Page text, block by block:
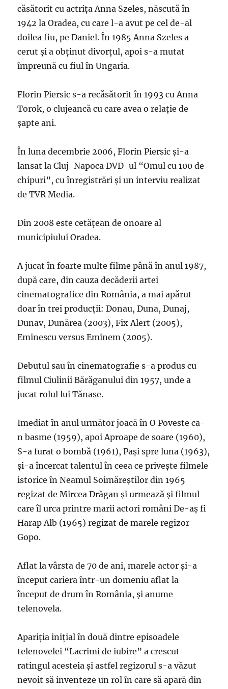
căsătorit cu actriţa Anna Szeles, născută în
1942 la Oradea, cu care l-a avut pe cel de-al
doilea fiu, pe Daniel. În 1985 Anna Szeles a
cerut şi a obţinut divorţul, apoi s-a mutat
împreună cu fiul în Ungaria.
Florin Piersic s-a recăsătorit în 1993 cu Anna
Torok, o clujeancă cu care avea o relaţie de
şapte ani.
În luna decembrie 2006, Florin Piersic şi-a
lansat la Cluj-Napoca DVD-ul “Omul cu 100 de
chipuri”, cu înregistrări şi un interviu realizat
de TVR Media.
Din 2008 este cetăţean de onoare al
municipiului Oradea.
A jucat în foarte multe filme până în anul 1987,
după care, din cauza decăderii artei
cinematografice din România, a mai apărut
doar în trei producţii: Donau, Duna, Dunaj,
Dunav, Dunărea (2003), Fix Alert (2005),
Eminescu versus Eminem (2005).
Debutul sau în cinematografie s-a produs cu
filmul Ciulinii Bărăganului din 1957, unde a
jucat rolul lui Tănase.
Imediat în anul următor joacă în O Poveste ca-
n basme (1959), apoi Aproape de soare (1960),
S-a furat o bombă (1961), Paşi spre luna (1963),
şi-a încercat talentul în ceea ce priveşte filmele
istorice în Neamul Soimăreştilor din 1965
regizat de Mircea Drăgan şi urmează şi filmul
care îl urca printre marii actori români De-aş fi
Harap Alb (1965) regizat de marele regizor
Gopo.
Aflat la vârsta de 70 de ani, marele actor şi-a
început cariera într-un domeniu aflat la
început de drum în România, şi anume
telenovela.
Apariţia iniţial în două dintre episoadele
telenovelei “Lacrimi de iubire” a crescut
ratingul acesteia şi astfel regizorul s-a văzut
nevoit să inventeze un rol în care să apară din